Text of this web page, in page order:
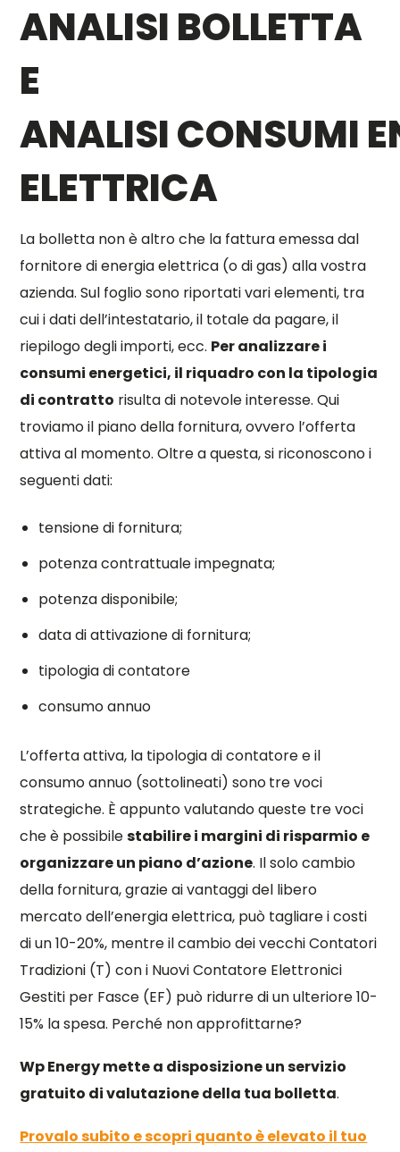
ANALISI BOLLETTA
E
ANALISI CONSUMI
ELETTRICA
La bolletta non è altro che la fattura emessa dal
fornitore di energia elettrica (o di gas) alla vostra
azienda. Sul foglio sono riportati vari elementi, tra
cui i dati dell’intestatario, il totale da pagare, il
riepilogo degli importi, ecc. Per analizzare i
consumi energetici, il riquadro con la tipologia
di contratto risulta di notevole interesse. Qui
troviamo il piano della fornitura, ovvero l’offerta
attiva al momento. Oltre a questa, si riconoscono i
seguenti dati:
tensione di fornitura;
potenza contrattuale impegnata;
potenza disponibile;
data di attivazione di fornitura;
tipologia di contatore
consumo annuo
L’offerta attiva, la tipologia di contatore e il
consumo annuo (sottolineati) sonotre voci
strategiche. È appunto valutando queste tre voci
che è possibilestabilire i margini di risparmio e
organizzare un piano d’azione. Il solo cambio
della fornitura, grazie ai vantaggi del libero
mercato dell’energia elettrica, può tagliare i costi
di un 10-20%, mentre il cambio dei vecchi Contatori
Tradizioni (T) con i Nuovi Contatore Elettronici
Gestiti per Fasce (EF) può ridurre di un ulteriore 10-
15% la spesa. Perché non approfittarne?
Wp Energy mette a disposizione un servizio
gratuito di valutazione della tua bolletta.
Provalo subito e scopri quanto è elevato il tuo